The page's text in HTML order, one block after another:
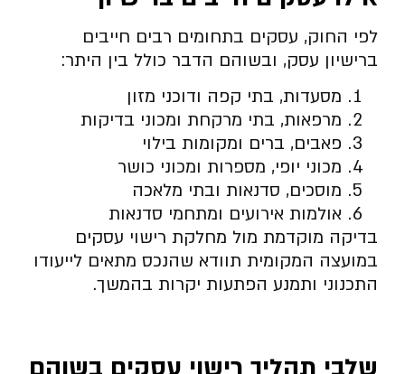
לפי החוק, עסקים בתחומים רבים חייבים
ברישיון עסק, ובשוהם הדבר כולל בין היתר:
מסעדות, בתי קפה ודוכני מזון
מרפאות, בתי מרקחת ומכוני בדיקות
פאבים, ברים ומקומות בילוי
מכוני יופי, מספרות ומכוני כושר
מוסכים, סדנאות ובתי מלאכה
אולמות אירועים ומתחמי סדנאות
בדיקה מוקדמת מול מחלקת רישוי עסקים
במועצה המקומית תוודא שהנכס מתאים לייעודו
התכנוני ותמנע הפתעות יקרות בהמשך.